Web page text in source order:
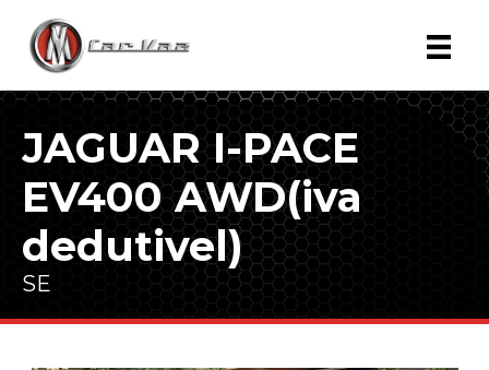
content
JAGUAR I-PACE
EV400 AWD(iva
dedutivel)
SE